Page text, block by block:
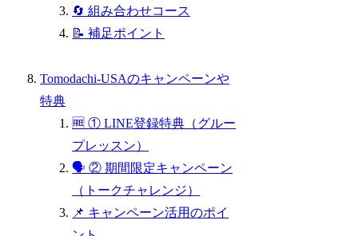
🔄 組み合わせコース
📝 補足ポイント
Tomodachi-USAのキャンペーンや
特典
🆓 ① LINE登録特典（グルー
プレッスン）
🗣 ② 期間限定キャンペーン
（トークチャレンジ）
📌 キャンペーン活用のポイ